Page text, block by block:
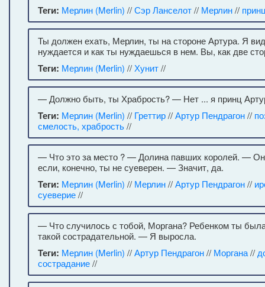
Теги: Мерлин (Merlin) //Сэр Ланселот// Мерлин//
Ты должен ехать, Мерлин, ты на стороне Артура. Я
нуждается и как ты нуждаешься в нем. Вы, как две
Теги: Мерлин (Merlin) // Хунит//
— Должно быть, ты Храбрость? — Нет ... я принц
Теги: Мерлин (Merlin) // Греттир//Артур Пендрагон//
смелость, храбрость//
— Что это за место ? — Долина павших королей. —
если, конечно, ты не суеверен. — Значит, да.
Теги: Мерлин (Merlin) // Мерлин//Артур Пендрагон//
суеверие//
— Что случилось с тобой, Моргана? Ребенком ты
такой сострадательной. — Я выросла.
Теги: Мерлин (Merlin) //Артур Пендрагон// Моргана//
сострадание//